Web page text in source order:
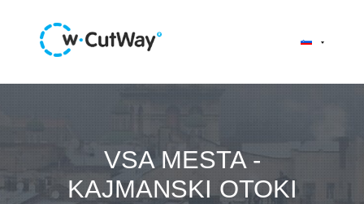
VSA MESTA -
KAJMANSKI OTOKI